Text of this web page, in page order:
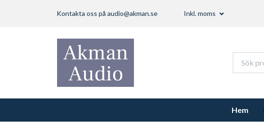
Kontakta oss på audio@akman.se Inkl. moms
Hem